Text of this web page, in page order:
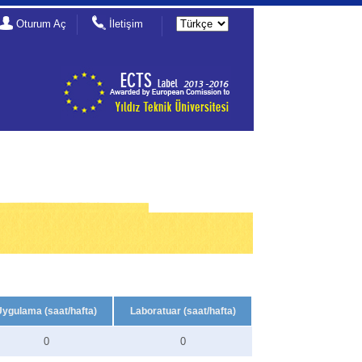
Oturum Aç İletişim
(saat/hafta) Laboratuar (saat/hafta)
0 0